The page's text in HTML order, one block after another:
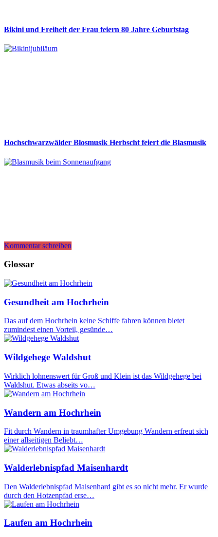
Bikini und Freiheit der Frau feiern 80 Jahre Geburtstag
Hochschwarzwälder Blosmusik Herbscht feiert die Blasmusik
Kommentar schreiben
Glossar
Gesundheit am Hochrhein
Das auf dem Hochrhein keine Schiffe fahren können bietet
zumindest einen Vorteil, gesünde…
Wildgehege Waldshut
Wirklich lohnenswert für Groß und Klein ist das Wildgehege bei
Waldshut. Etwas abseits vo…
Wandern am Hochrhein
Fit durch Wandern in traumhafter Umgebung Wandern erfreut sich
einer allseitigen Beliebt…
Walderlebnispfad Maisenhardt
Den Walderlebnispfad Maisenhard gibt es so nicht mehr. Er wurde
durch den Hotzenpfad erse…
Laufen am Hochrhein